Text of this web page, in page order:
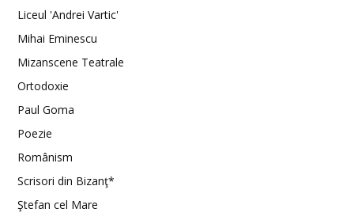
Liceul 'Andrei Vartic'
Mihai Eminescu
Mizanscene Teatrale
Ortodoxie
Paul Goma
Poezie
Românism
Scrisori din Bizanţ*
Ştefan cel Mare